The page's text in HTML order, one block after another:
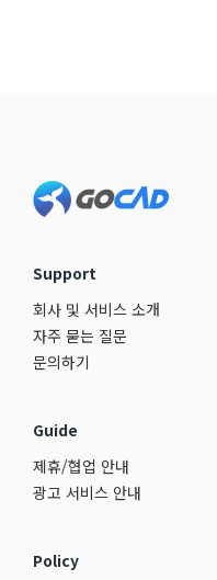
Support
회사 및 서비스 소개
자주 묻는 질문
문의하기
Guide
제휴/협업 안내
광고 서비스 안내
Policy